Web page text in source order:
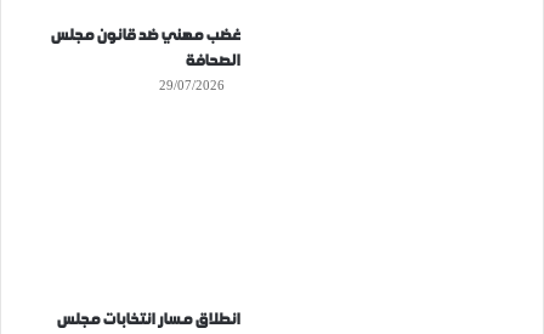
غضب مهني ضد قانون مجلس
الصحافة
29/07/2026
انطلاق مسار انتخابات مجلس